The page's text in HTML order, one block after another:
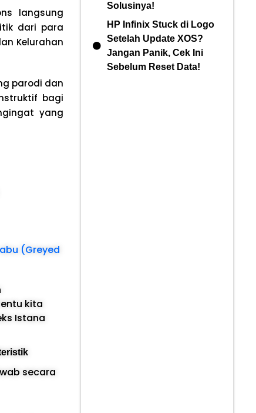
langsung
dari para
Kelurahan
parodi dan
bagi
yang
(Greyed
kita
Istana
secara
Solusinya!
HP Infinix Stuck di Logo
Setelah Update XOS?
Jangan Panik, Cek Ini
Sebelum Reset Data!